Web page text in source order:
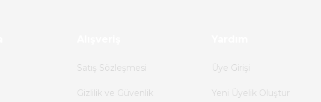
22 mm Buton
GWEST A5-10X Kalıcı Mandal Buton (0-1
Satış Sözleşmesi
Gizlilik ve Güvenlik
Üye Girişi
Yeni Üyelik Oluştur